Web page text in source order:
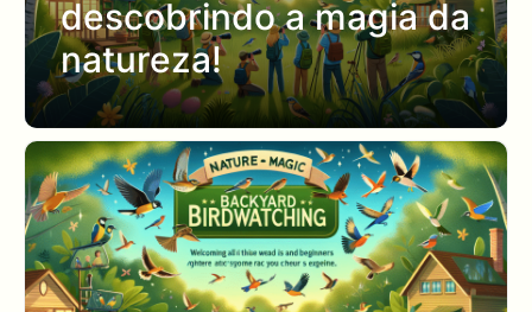
descobrindo a magia da
natureza!